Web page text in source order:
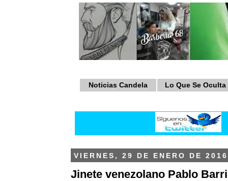
Noticias Candela Lo Que Se Oculta
VIERNES, 29 DE ENERO DE 2016
Jinete venezolano Pablo